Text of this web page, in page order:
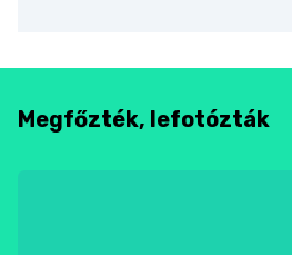
Megfőzték, lefotózták